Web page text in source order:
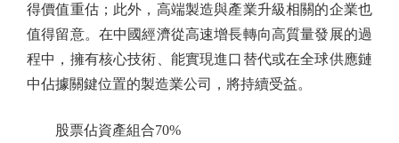
得價值重估；此外，高端製造與產業升級相關的企業也
值得留意。在中國經濟從高速增長轉向高質量發展的過
程中，擁有核心技術、能實現進口替代或在全球供應鏈
中佔據關鍵位置的製造業公司，將持續受益。
股票佔資產組合70%